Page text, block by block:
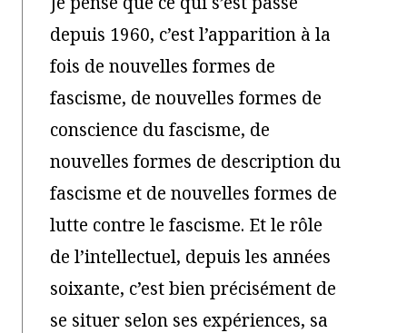
depuis 1960, c’est l’apparition à la
fois de nouvelles formes de
fascisme, de nouvelles formes de
conscience du fascisme, de
nouvelles formes de description du
fascisme et de nouvelles formes de
lutte contre le fascisme. Et le rôle
de l’intellectuel, depuis les années
soixante, c’est bien précisément de
se situer selon ses expériences, sa